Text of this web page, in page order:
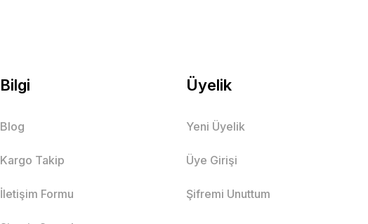
Bilgi
Blog
Kargo Takip
İletişim Formu
Üyelik
Yeni Üyelik
Üye Girişi
Şifremi Unuttum